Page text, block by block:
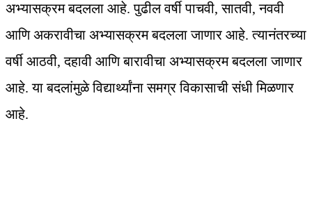
अभ्यासक्रम बदलला आहे. पुढील वर्षी पाचवी, सातवी, नववी
आणि अकरावीचा अभ्यासक्रम बदलला जाणार आहे. त्यानंतरच्या
वर्षी आठवी, दहावी आणि बारावीचा अभ्यासक्रम बदलला जाणार
आहे. या बदलांमुळे विद्यार्थ्यांना समग्र विकासाची संधी मिळणार
आहे.